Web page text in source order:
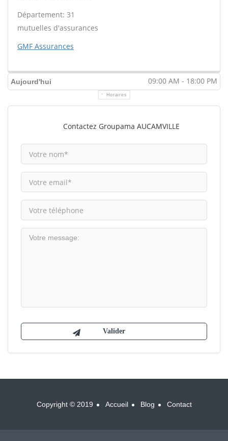
Département: 31
mutuelles d'assurances
GMF Assurances
Aujourd'hui 09:00 AM - 18:00 PM
Horaires
Contactez Groupama AUCAMVILLE
Copyright © 2019 Accueil Blog Contact